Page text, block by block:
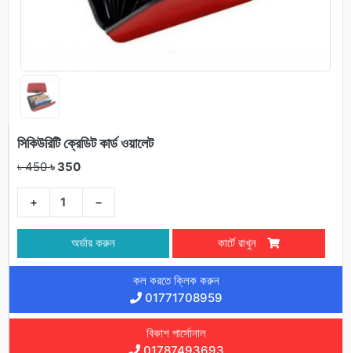
সিকিউরিটি ক্রেডিট কার্ড ওয়ালেট
৳ 450৳ 350
+ −
অর্ডার করুন কার্টে রাখুন
কল করতে ক্লিক করুন
01771708959
বিকাশ পার্সোনাল